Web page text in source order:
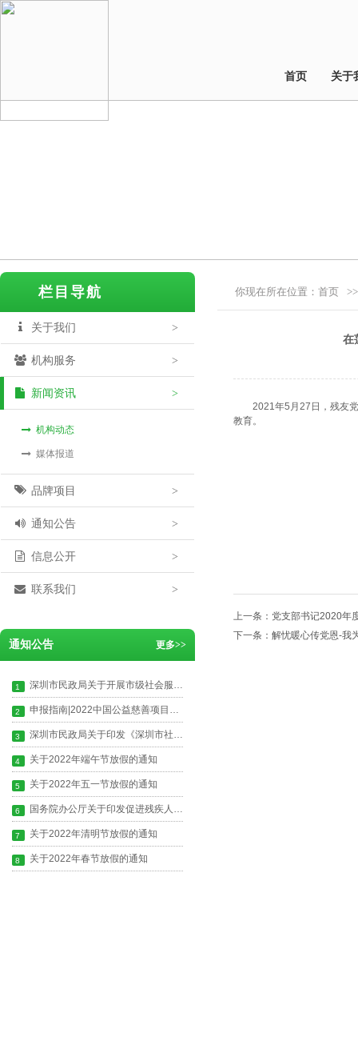
首页 关于
栏目导航
关于我们 >
机构服务 >
新闻资讯 >
机构动态
媒体报道
品牌项目 >
通知公告 >
信息公开 >
联系我们 >
通知公告 更多>>
1 深圳市民政局关于开展市级社会服务机构非营利性自查自纠工作的通知
2 申报指南|2022中国公益慈善项目大赛启动申报
3 深圳市民政局关于印发《深圳市社会组织年度工作报告实施办法》的通知
4 关于2022年端午节放假的通知
5 关于2022年五一节放假的通知
6 国务院办公厅关于印发促进残疾人 就业三年行动方案（2022—2024年）的通知
7 关于2022年清明节放假的通知
8 关于2022年春节放假的通知
你现在所在位置： 首页 >>
在
2021年5月27日，残友
教育。
上一条： 党支部书记2020年
下一条： 解忧暖心传党恩-我